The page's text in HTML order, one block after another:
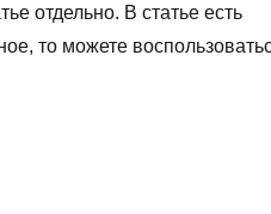
отдельно. В статье есть
то можете